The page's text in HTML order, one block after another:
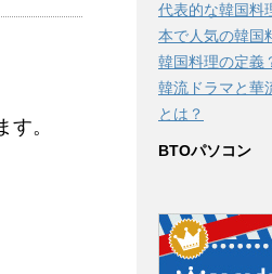
。
代表的な韓国料
本で人気の韓国
韓国料理の定
韓流ドラマと華
とは？
BTOパソコン